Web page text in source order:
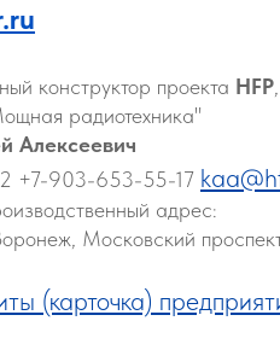
конструктор проекта HFP
радиотехника"
Алексеевич
+7-903-653-55-17
адрес:
Московский
(карточка)